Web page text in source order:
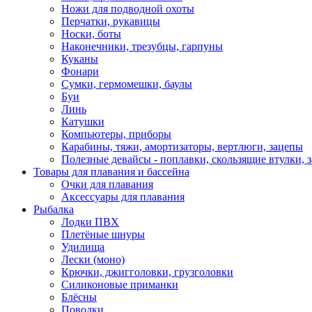
Ножи для подводной охоты
Перчатки, рукавицы
Носки, боты
Наконечники, трезубцы, гарпуны
Куканы
Фонари
Сумки, гермомешки, баулы
Буи
Линь
Катушки
Компьютеры, приборы
Карабины, тяжи, амортизаторы, вертлюги, зацепы
Полезные девайсы - поплавки, скользящие втулки,
Товары для плавания и бассейна
Очки для плавания
Аксессуары для плавания
Рыбалка
Лодки ПВХ
Плетёные шнуры
Удилища
Лески (моно)
Крючки, джигголовки, грузголовки
Силиконовые приманки
Блёсны
Поводки